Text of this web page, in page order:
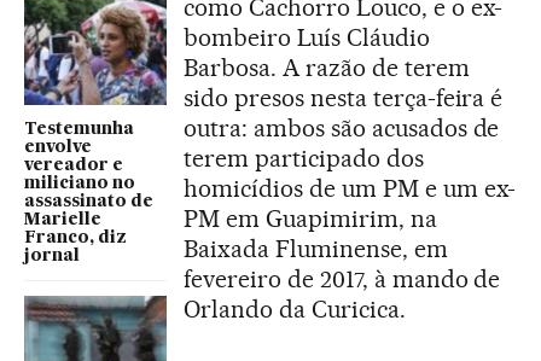
Testemunha
envolve
vereador e
miliciano no
assassinato de
Marielle
Franco, diz
jornal
como Cachorro Louco, e o ex-
bombeiro Luís Cláudio
Barbosa. A razão de terem
sido presos nesta terça-feira é
outra: ambos são acusados de
terem participado dos
homicídios de um PM e um ex-
PM em Guapimirim, na
Baixada Fluminense, em
fevereiro de 2017, à mando de
Orlando da Curicica.